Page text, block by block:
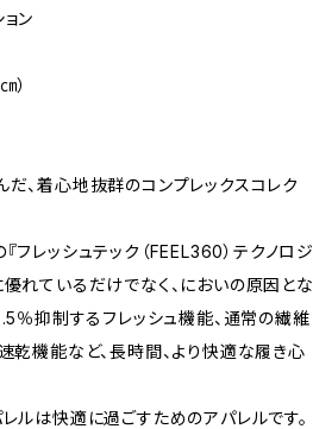
ョン
）
、着心地抜群のコンプレックスコレク
フレッシュテック（FEEL360）テクノロジ
れているだけでなく、においの原因とな
％抑制するフレッシュ機能、通常の繊維
乾機能など、長時間、より快適な履き心
ルは快適に過ごすためのアパレルです。